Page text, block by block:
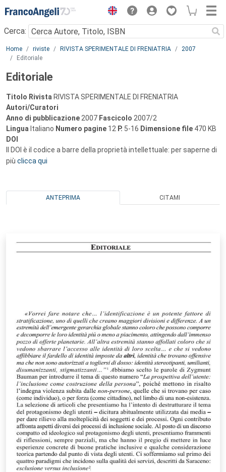
Menu
Cerca:
Main content
Home riviste RIVISTA SPERIMENTALE DI FRENIATRIA
2007
Editoriale
Editoriale
Titolo Rivista RIVISTA SPERIMENTALE DI FRENIATRIA
Autori/Curatori
Anno di pubblicazione 2007 Fascicolo 2007/2
Lingua Italiano Numero pagine 12 P. 5-16 Dimensione file 470 KB
DOI
Il DOI è il codice a barre della proprietà intellettuale: per saperne di
più clicca qui
ANTEPRIMA CITAMI